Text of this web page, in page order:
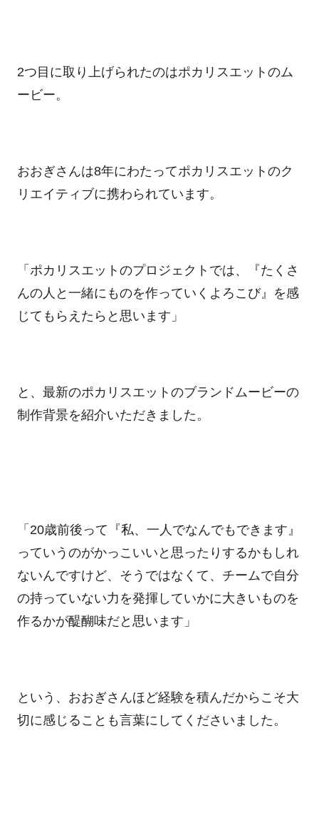
2つ目に取り上げられたのはポカリスエットのム
ービー。
おおぎさんは8年にわたってポカリスエットのク
リエイティブに携わられています。
「ポカリスエットのプロジェクトでは、『たくさ
んの人と一緒にものを作っていくよろこび』を感
じてもらえたらと思います」
と、最新のポカリスエットのブランドムービーの
制作背景を紹介いただきました。
「 20歳前後って『私、一人でなんでもできます』
っていうのがかっこいいと思ったりするかもしれ
ないんですけど、そうではなくて、チームで自分
の持っていない力を発揮していかに大きいものを
作るかが醍醐味だと思います」
という、おおぎさんほど経験を積んだからこそ大
切に感じることも言葉にしてくださいました。